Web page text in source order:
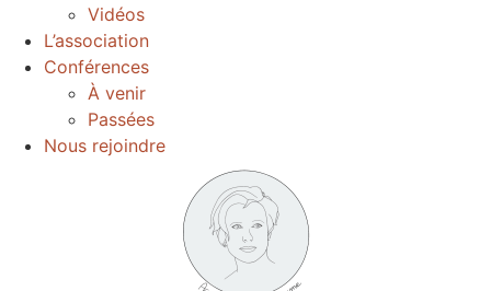
Vidéos
L’association
Conférences
À venir
Passées
Nous rejoindre